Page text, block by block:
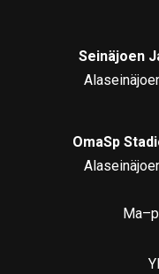
Seinäjoen
OmaSp